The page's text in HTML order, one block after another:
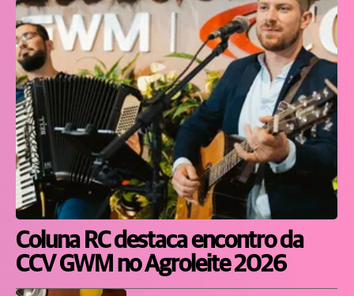
Coluna RC destaca encontro da
CCV GWM no Agroleite 2026